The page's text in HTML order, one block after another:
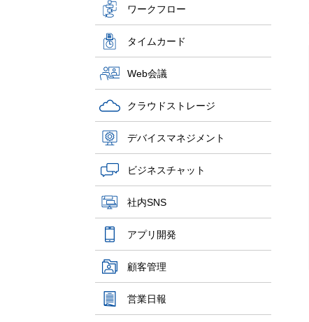
ワークフロー
タイムカード
Web会議
クラウドストレージ
デバイスマネジメント
ビジネスチャット
社内SNS
アプリ開発
顧客管理
営業日報